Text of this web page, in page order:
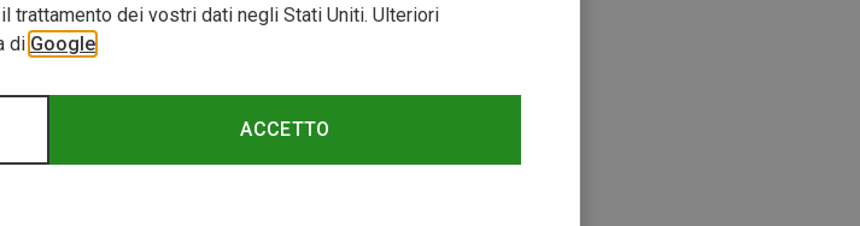
31%
trattamento dei vostri dati negli Stati Uniti. Ulteriori
di Google
ACCETTO